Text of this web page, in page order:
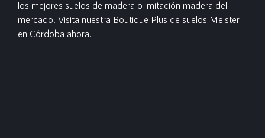
los mejores suelos de madera o imitación madera del
mercado. Visita nuestra Boutique Plus de suelos Meister
en Córdoba ahora.